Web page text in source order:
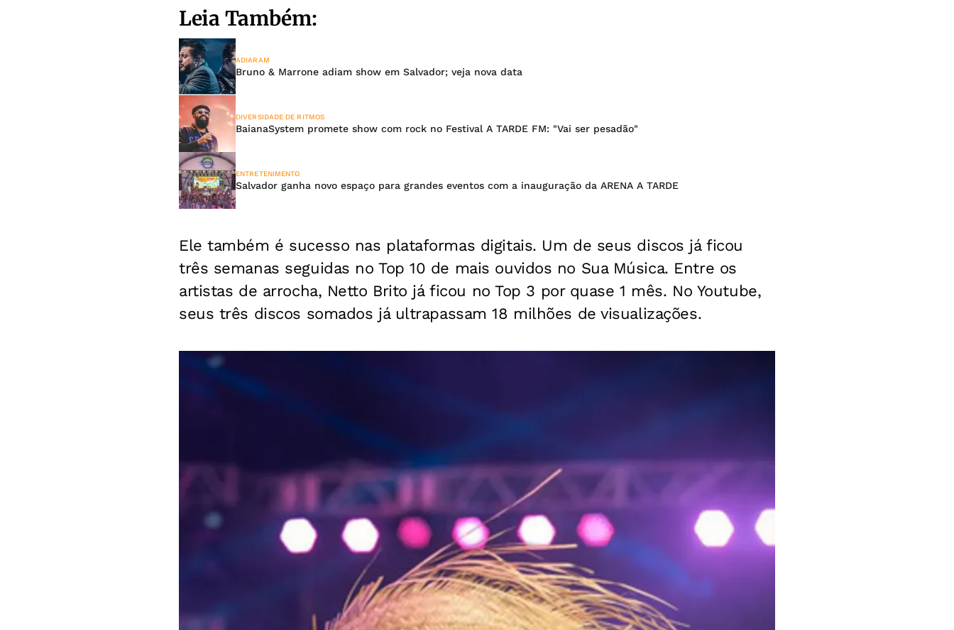
Leia Também:
ADIARAM
Bruno & Marrone adiam show em Salvador; veja nova data
DIVERSIDADE DE RITMOS
BaianaSystem promete show com rock no Festival A TARDE FM: "Vai ser pesadão"
ENTRETENIMENTO
Salvador ganha novo espaço para grandes eventos com a inauguração da ARENA A TARDE
Ele também é sucesso nas plataformas digitais. Um de seus discos já ficou
três semanas seguidas no Top 10 de mais ouvidos no Sua Música. Entre os
artistas de arrocha, Netto Brito já ficou no Top 3 por quase 1 mês. No Youtube,
seus três discos somados já ultrapassam 18 milhões de visualizações.